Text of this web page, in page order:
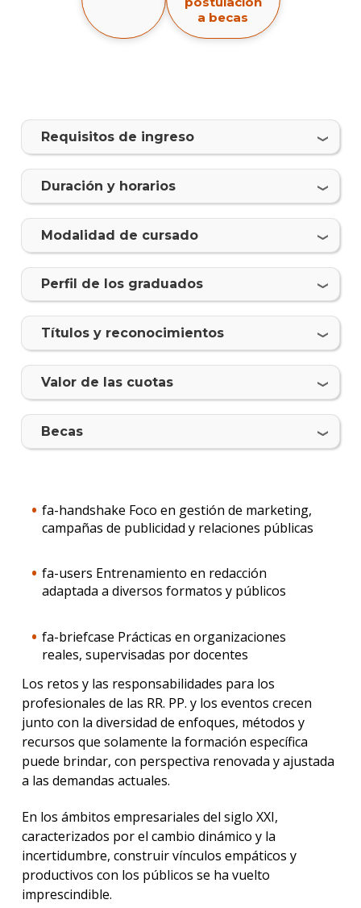
y
plan
de
Por
qué
de
Qué
los
a becas
Requisitos de ingreso
Duración y horarios
Modalidad de cursado
Perfil de los graduados
Tí­tulos y reconocimientos
Valor de las cuotas
Becas
fa-handshake Foco en gestión de marketing,
campañas de publicidad y relaciones públicas
fa-users Entrenamiento en redacción
adaptada a diversos formatos y públicos
fa-briefcase Prácticas en organizaciones
reales, supervisadas por docentes
Los retos y las responsabilidades para los
profesionales de las RR. PP. y los eventos crecen
junto con la diversidad de enfoques, métodos y
recursos que solamente la formación específica
puede brindar, con perspectiva renovada y ajustada
a las demandas actuales.
En los ámbitos empresariales del siglo XXI,
caracterizados por el cambio dinámico y la
incertidumbre, construir vínculos empáticos y
productivos con los públicos se ha vuelto
imprescindible.